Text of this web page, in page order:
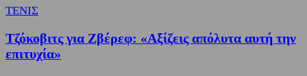
ΤΕΝΙΣ
Τζόκοβιτς για Ζβέρεφ: «Αξίζεις απόλυτα αυτή την
επιτυχία»